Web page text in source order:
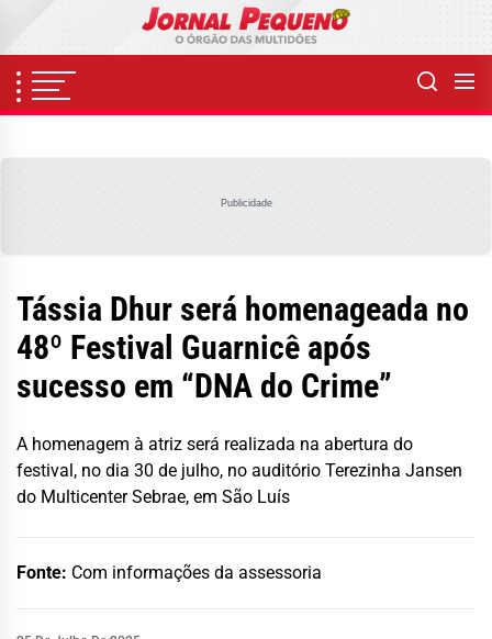
content
Publicidade
Tássia Dhur será homenageada no
48º Festival Guarnicê após
sucesso em “DNA do Crime”
A homenagem à atriz será realizada na abertura do
festival, no dia 30 de julho, no auditório Terezinha Jansen
do Multicenter Sebrae, em São Luís
Fonte: Com informações da assessoria